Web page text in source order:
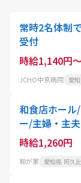
常時2名体制
受付
時給1,140円
JCHO中京病院 愛
和食店ホー
ー/主婦・主夫
時給1,260円
和が家 愛知県 阿久